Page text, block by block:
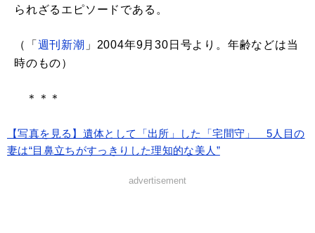
られざるエピソードである。
（「 週刊新潮 」2004年9月30日号より。年齢などは当
時のもの）
＊＊＊
【写真を見る】遺体として「出所」した「宅間守」 5人目の
妻は“目鼻立ちがすっきりした理知的な美人”
advertisement